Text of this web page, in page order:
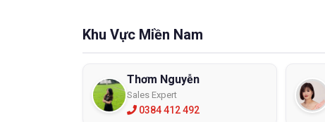
Khu Vực Miền Nam
Thơm Nguyễn
Sales Expert
0384 412 492